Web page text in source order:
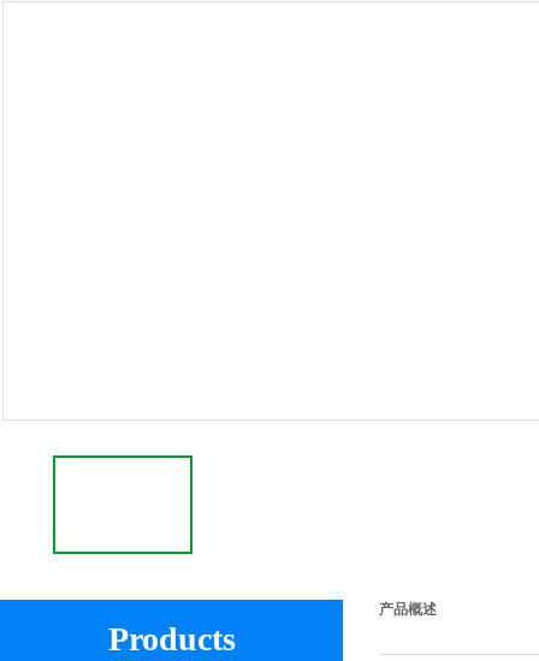
Products
产品概述